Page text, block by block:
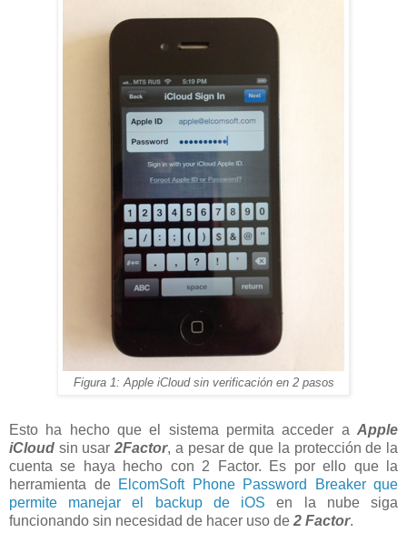
Figura 1: Apple iCloud sin verificación en 2 pasos
Esto ha hecho que el sistema permita acceder a Apple
iCloud sin usar2Factor, a pesar de que la protección de la
cuenta se haya hecho con 2 Factor. Es por ello que la
herramienta de ElcomSoft Phone Password Breaker que
permite manejar el backup de iOS en la nube siga
funcionando sin necesidad de hacer uso de 2 Factor.